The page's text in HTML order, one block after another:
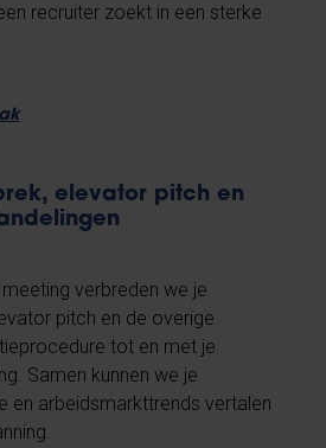
recruiter zoekt in een sterke
elevator pitch en
verbreden we je
pitch en de overige
tot en met je
Samen kunnen we je
en arbeidsmarkttrends vertalen